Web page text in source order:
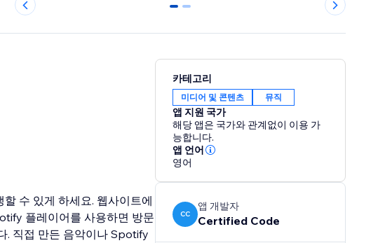
0 1
수 있게 하세요. 웹사이트에
플레이어를 사용하면 방문
. 직접 만든 음악이나 Spotify
카테고리
미디어 및 콘텐츠 뮤직
앱 지원 국가
해당 앱은 국가와 관계없이 이용 가
능합니다.
앱 언어
영어
CC
앱 개발자
Certified Code